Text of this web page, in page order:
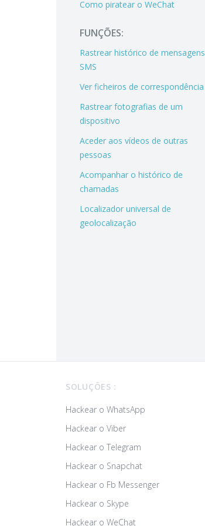
Como piratear o WeChat
FUNÇÕES:
Rastrear histórico de mensagens
SMS
Ver ficheiros de correspondência
Rastrear fotografias de um
dispositivo
Aceder aos vídeos de outras
pessoas
Acompanhar o histórico de
chamadas
Localizador universal de
geolocalização
SOLUÇÕES :
Hackear o WhatsApp
Hackear o Viber
Hackear o Telegram
Hackear o Snapchat
Hackear o Fb Messenger
Hackear o Skype
Hackear o WeChat